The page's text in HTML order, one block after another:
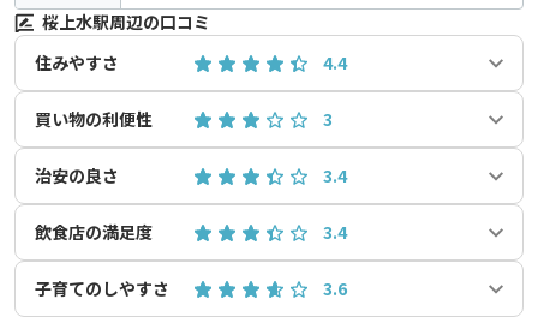
桜上水駅周辺の口コミ
住みやすさ
4.4
買い物の利便性 3
治安の良さ 3.4
飲食店の満足度 3.4
子育てのしやすさ 3.6